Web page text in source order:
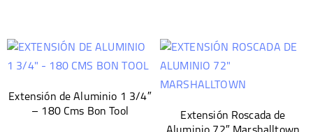
Extensión de Aluminio 1 3/4″
– 180 Cms Bon Tool
Extensión Roscada de